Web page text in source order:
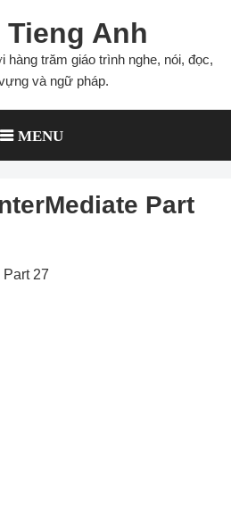
Anh
hàng trăm giáo trình nghe, nói, đọc,
và ngữ pháp.
MENU
Part
27